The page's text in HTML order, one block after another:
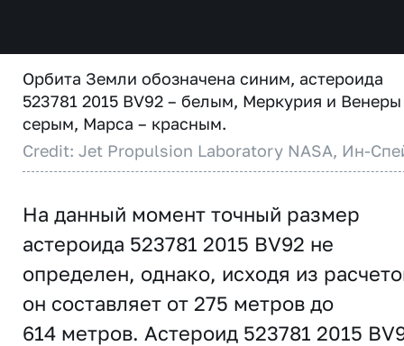
Орбита Земли обозначена синим, астероида
523781 2015 BV92 – белым, Меркурия и Венеры
серым, Марса – красным.
Credit: Jet Propulsion Laboratory NASA, Ин-
На данный момент точный размер
астероида 523781 2015 BV92 не
определен, однако, исходя из
он составляет от 275 метров до
614 метров. Астероид 523781 2015